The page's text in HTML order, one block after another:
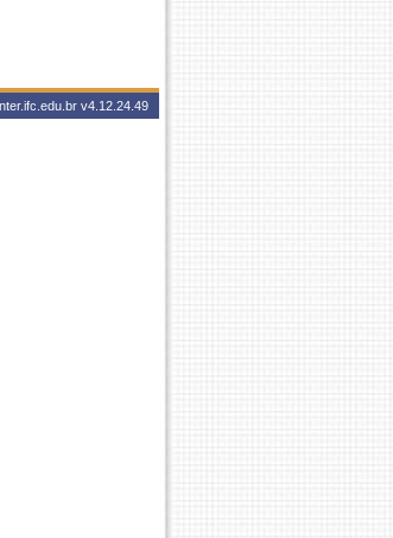
v4.12.24.49